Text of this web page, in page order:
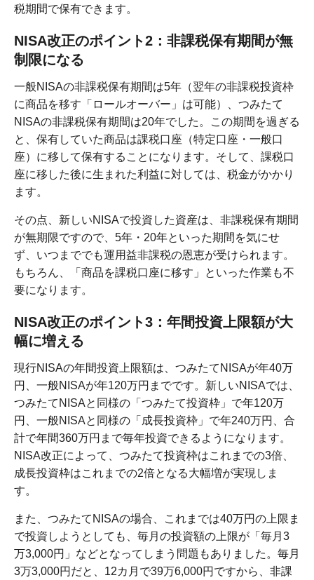
税期間で保有できます。
NISA改正のポイント2：非課税保有期間が無
制限になる
一般NISAの非課税保有期間は5年（翌年の非課税投資枠
に商品を移す「ロールオーバー」は可能）、つみたて
NISAの非課税保有期間は20年でした。この期間を過ぎる
と、保有していた商品は課税口座（特定口座・一般口
座）に移して保有することになります。そして、課税口
座に移した後に生まれた利益に対しては、税金がかかり
ます。
その点、新しいNISAで投資した資産は、非課税保有期間
が無期限ですので、5年・20年といった期間を気にせ
ず、いつまででも運用益非課税の恩恵が受けられます。
もちろん、「商品を課税口座に移す」といった作業も不
要になります。
NISA改正のポイント3：年間投資上限額が大
幅に増える
現行NISAの年間投資上限額は、つみたてNISAが年40万
円、一般NISAが年120万円までです。新しいNISAでは、
つみたてNISAと同様の「つみたて投資枠」で年120万
円、一般NISAと同様の「成長投資枠」で年240万円、合
計で年間360万円まで毎年投資できるようになります。
NISA改正によって、つみたて投資枠はこれまでの3倍、
成長投資枠はこれまでの2倍となる大幅増が実現しま
す。
また、つみたてNISAの場合、これまでは40万円の上限ま
で投資しようとしても、毎月の投資額の上限が「毎月3
万3,000円」などとなってしまう問題もありました。毎月
3万3,000円だと、12カ月で39万6,000円ですから、非課